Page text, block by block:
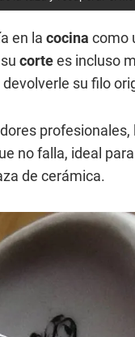
en la cocina como
cortees incluso
devolverle su filo
no falla, ideal
de cerámica.